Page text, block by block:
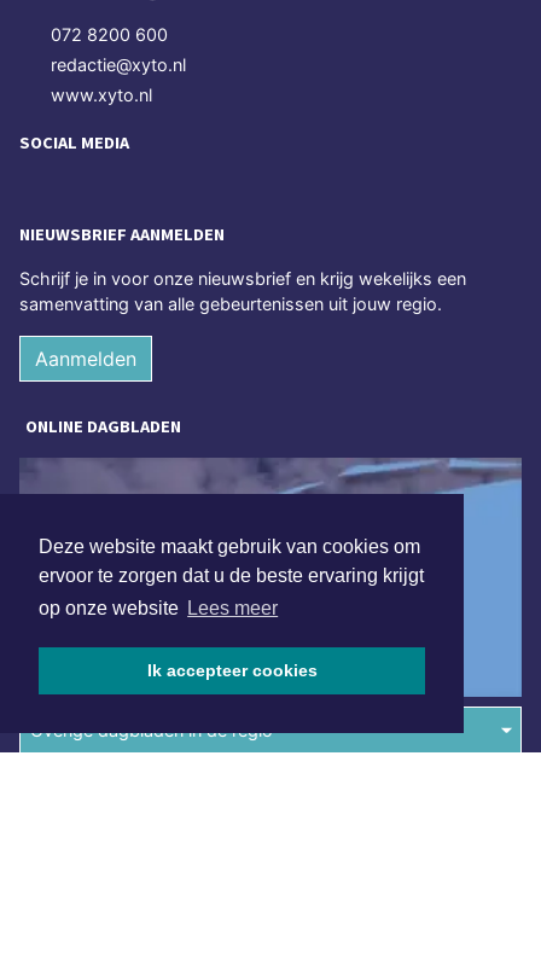
Deze website maakt gebruik van cookies om
ervoor te zorgen dat u de beste ervaring krijgt
op onze website Lees meer
Ik accepteer cookies
072 8200 600
redactie@xyto.nl
www.xyto.nl
SOCIAL MEDIA
NIEUWSBRIEF AANMELDEN
Schrijf je in voor onze nieuwsbrief en krijg wekelijks een
samenvatting van alle gebeurtenissen uit jouw regio.
Aanmelden
ONLINE DAGBLADEN
Overige dagbladen in de regio